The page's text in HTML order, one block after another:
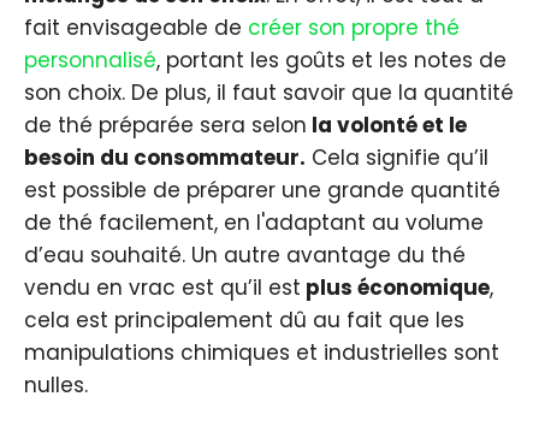
fait envisageable de créer son propre thé
personnalisé, portant les goûts et les notes de
son choix. De plus, il faut savoir que la quantité
de thé préparée sera selon la volonté et le
besoin du consommateur. Cela signifie qu’il
est possible de préparer une grande quantité
de thé facilement, en l'adaptant au volume
d’eau souhaité. Un autre avantage du thé
vendu en vrac est qu’il est plus économique,
cela est principalement dû au fait que les
manipulations chimiques et industrielles sont
nulles.